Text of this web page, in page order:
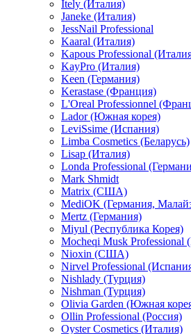
Itely (Италия)
Janeke (Италия)
JessNail Professional
Kaaral (Италия)
Kapous Professional
KayPro (Италия)
Keen (Германия)
Kerastase (Франция)
L'Oreal Professionnel
Lador (Южная корея)
LeviSsime (Испания)
Limba Cosmetics (Беларусь)
Lisap (Италия)
Londa Professional
Mark Shmidt
Matrix (США)
MediOK (Германия,
Mertz (Германия)
Miyul (Республика Корея)
Mocheqi Musk Professional
Nioxin (США)
Nirvel Professional
Nishlady (Турция)
Nishman (Турция)
Olivia Garden (Южная
Ollin Professional (Россия)
Oyster Cosmetics (Италия)